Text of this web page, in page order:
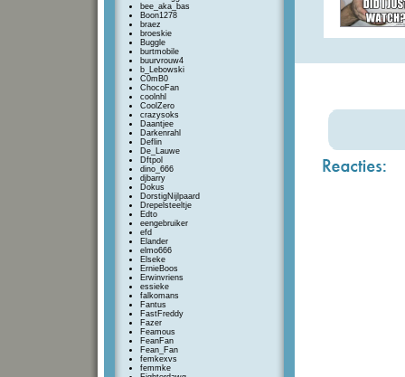
bee_aka_bas
Boon1278
braez
broeskie
Buggle
burtmobile
buurvrouw4
b_Lebowski
C0mB0
ChocoFan
coolnhl
CoolZero
crazysoks
Daantjee
Darkenrahl
Deflin
De_Lauwe
Dftpol
dino_666
djbarry
Dokus
DorstigNijlpaard
Drepelsteeltje
Edto
eengebruiker
efd
Elander
elmo666
Elseke
ErnieBoos
Erwinvriens
essieke
falkomans
Fantus
FastFreddy
Fazer
Feamous
FeanFan
Fean_Fan
femkexvs
femmke